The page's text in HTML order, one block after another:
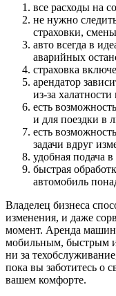
все расходы на
не нужно
страховки,
авто всегда в
аварийных
страховка
арендатор
из-за халатности
есть
и для поездки в
есть
задачи вдруг
удобная подача
быстрая
автомобиль
Владелец бизнеса
изменения, и даже
момент. Аренда
мобильным, быстрым
ни за
пока вы заботитесь о
вашем комфорте.